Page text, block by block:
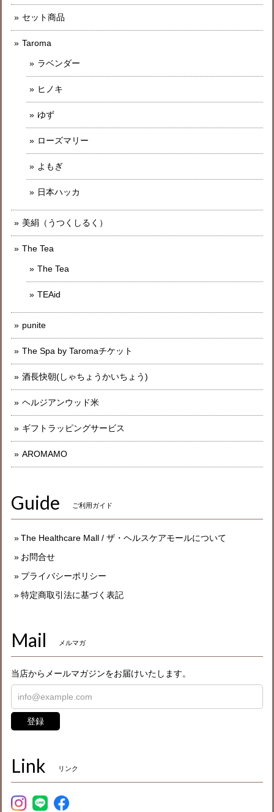
セット商品
Taroma
ラベンダー
ヒノキ
ゆず
ローズマリー
よもぎ
日本ハッカ
美絹（うつくしるく）
The Tea
The Tea
TEAid
punite
The Spa by Taromaチケット
酒長快朝(しゃちょうかいちょう)
ヘルジアンウッド米
ギフトラッピングサービス
AROMAMO
Guide ご利用ガイド
The Healthcare Mall / ザ・ヘルスケアモールについて
お問合せ
プライバシーポリシー
特定商取引法に基づく表記
Mail メルマガ
当店からメールマガジンをお届けいたします。
登録
Link リンク